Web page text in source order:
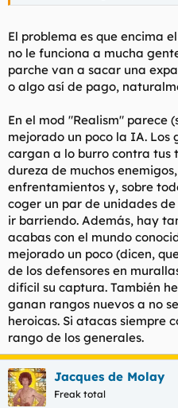
El problema es que encima
no le funciona a mucha
parche van a sacar una
o algo así de pago,
En el mod "Realism" parece
mejorado un poco la IA. Los
cargan a lo burro contra tus
dureza de muchos
enfrentamientos y, sobre
coger un par de unidades
ir barriendo. Además, hay
acabas con el mundo
mejorado un poco (dicen,
de los defensores en
difícil su captura. También
ganan rangos nuevos a no
heroicas. Si atacas siempre
rango de los generales.
Jacques de Molay
Freak total